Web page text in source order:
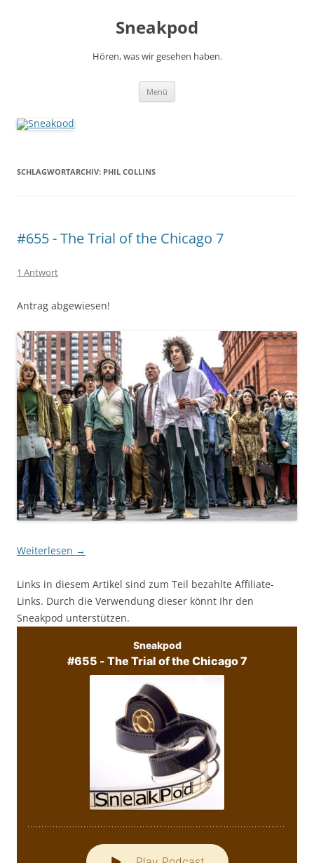
Sneakpod
Hören, was wir gesehen haben.
Menü
SCHLAGWORTARCHIV: PHIL COLLINS
#655 - The Trial of the Chicago 7
1 Antwort
Antrag abgewiesen!
Weiterlesen →
Links in diesem Artikel sind zum Teil bezahlte Affiliate-
Links. Durch die Verwendung dieser könnt Ihr den
Sneakpod unterstützen.